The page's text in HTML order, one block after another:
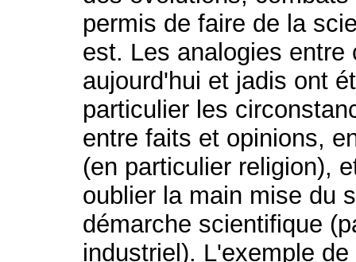
permis de faire de la
est. Les analogies
aujourd'hui et jadis ont
particulier les
entre faits et opinions,
(en particulier religion),
oublier la main mise du
démarche scientifique
industriel). L'exemple